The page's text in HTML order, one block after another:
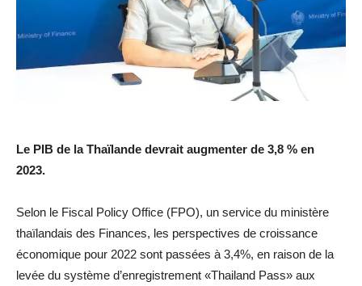
Le PIB de la Thaïlande devrait augmenter de 3,8 % en
2023.
Selon le Fiscal Policy Office (FPO), un service du ministère
thaïlandais des Finances, les perspectives de croissance
économique pour 2022 sont passées à 3,4%, en raison de la
levée du système d’enregistrement «Thailand Pass» aux